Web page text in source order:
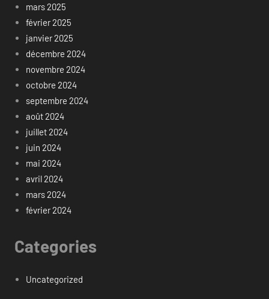
mars 2025
février 2025
janvier 2025
décembre 2024
novembre 2024
octobre 2024
septembre 2024
août 2024
juillet 2024
juin 2024
mai 2024
avril 2024
mars 2024
février 2024
Categories
Uncategorized